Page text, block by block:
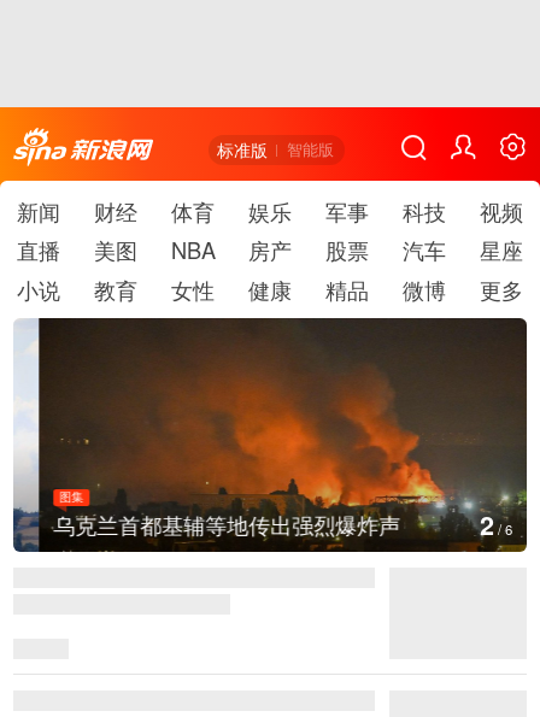
标准版 智能版
新闻 财经 体育 娱乐 军事 科技
视频
直播
美图 NBA 房产 股票 汽车
星座
小说
教育 女性 健康 精品 微博 更多
乌克兰首都基辅等地传出强烈爆炸声 2/6